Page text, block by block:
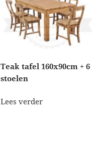
Teak tafel 160x90cm + 6
stoelen
Lees verder